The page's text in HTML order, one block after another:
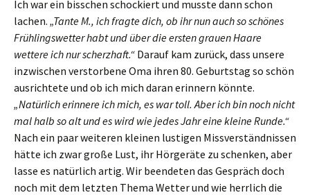
Ich war ein bisschen schockiert und musste dann schon
lachen. „Tante M., ich fragte dich, ob ihr nun auch so schönes
Frühlingswetter habt und über die ersten grauen Haare
wettere ich nur scherzhaft.“ Darauf kam zurück, dass unsere
inzwischen verstorbene Oma ihren 80. Geburtstag so schön
ausrichtete und ob ich mich daran erinnern könnte.
„Natürlich erinnere ich mich, es war toll. Aber ich bin noch nicht
mal halb so alt und es wird wie jedes Jahr eine kleine Runde.“
Nach ein paar weiteren kleinen lustigen Missverständnissen
hätte ich zwar große Lust, ihr Hörgeräte zu schenken, aber
lasse es natürlich artig. Wir beendeten das Gespräch doch
noch mit dem letzten Thema Wetter und wie herrlich die